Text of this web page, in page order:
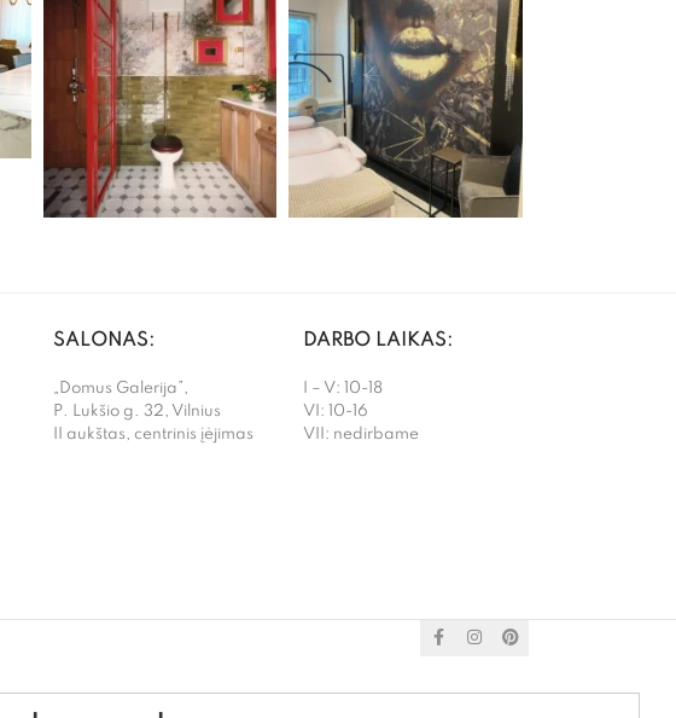
SALONAS:
„Domus Galerija”,
P. Lukšio g. 32, Vilnius
II aukštas, centrinis įėjimas
DARBO LAIKAS:
I – V: 10-18
VI: 10-16
VII: nedirbame